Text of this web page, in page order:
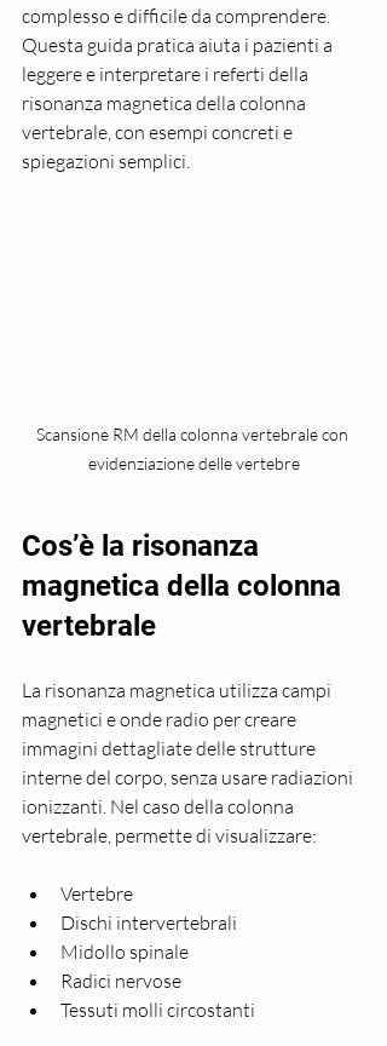
complesso e difficile da comprendere.
Questa guida pratica aiuta i pazienti a
leggere e interpretare i referti della
risonanza magnetica della colonna
vertebrale, con esempi concreti e
spiegazioni semplici.
Scansione RM della colonna vertebrale con
evidenziazione delle vertebre
Cos’è la risonanza
magnetica della colonna
vertebrale
La risonanza magnetica utilizza campi
magnetici e onde radio per creare
immagini dettagliate delle strutture
interne del corpo, senza usare radiazioni
ionizzanti. Nel caso della colonna
vertebrale, permette di visualizzare:
Vertebre
Dischi intervertebrali
Midollo spinale
Radici nervose
Tessuti molli circostanti